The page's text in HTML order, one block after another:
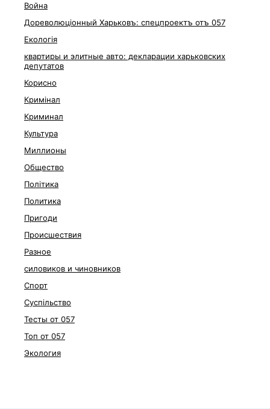
Война
Дореволюціонный Харьковъ: спецпроектъ отъ 057
Екологія
квартиры и элитные авто: декларации харьковских
депутатов
Корисно
Кримінал
Криминал
Культура
Миллионы
Общество
Політика
Политика
Пригоди
Происшествия
Разное
силовиков и чиновников
Спорт
Суспільство
Тесты от 057
Топ от 057
Экология